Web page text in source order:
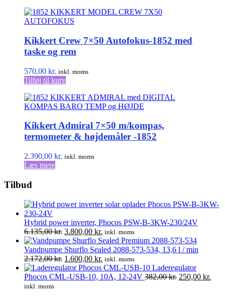
Kikkert Crew 7×50 Autofokus-1852 med
taske og rem
570,00 kr. inkl. moms
Tilføj til kurv
Kikkert Admiral 7×50 m/kompas,
termometer & højdemåler -1852
2.390,00 kr. inkl. moms
Læs mere
Tilbud
Hybrid power inverter, Phocos PSW-B-3KW-230/24V
6.135,00kr. Den
oprindelige
pris
var:
6.135,00 kr..
3.800,00 kr. Den
aktuelle
pris
er:
3.800,00 kr..
inkl. moms
Vandpumpe Shurflo Sealed 2088-573-534, 13,6 l / min
2.172,00kr. Den
oprindelige
pris
1.600,00 kr. Den
aktuelle
pris
inkl. moms
Laderegulator
Phocos CML-USB-10, 10A, 12-24V 382,00kr. Den
250,00 kr.
inkl. moms